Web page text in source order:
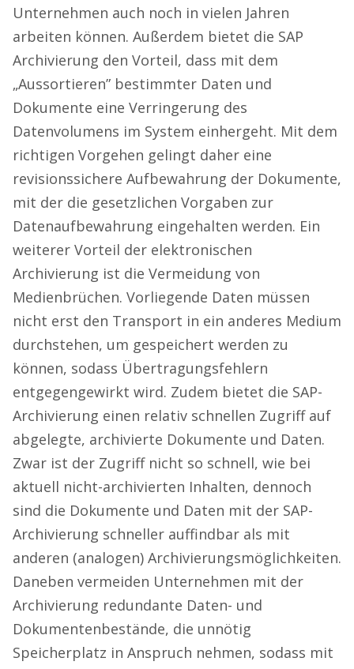
Unternehmen auch noch in vielen Jahren
arbeiten können. Außerdem bietet die SAP
Archivierung den Vorteil, dass mit dem
„Aussortieren” bestimmter Daten und
Dokumente eine Verringerung des
Datenvolumens im System einhergeht. Mit dem
richtigen Vorgehen gelingt daher eine
revisionssichere Aufbewahrung der Dokumente,
mit der die gesetzlichen Vorgaben zur
Datenaufbewahrung eingehalten werden. Ein
weiterer Vorteil der elektronischen
Archivierung ist die Vermeidung von
Medienbrüchen. Vorliegende Daten müssen
nicht erst den Transport in ein anderes Medium
durchstehen, um gespeichert werden zu
können, sodass Übertragungsfehlern
entgegengewirkt wird. Zudem bietet die SAP-
Archivierung einen relativ schnellen Zugriff auf
abgelegte, archivierte Dokumente und Daten.
Zwar ist der Zugriff nicht so schnell, wie bei
aktuell nicht-archivierten Inhalten, dennoch
sind die Dokumente und Daten mit der SAP-
Archivierung schneller auffindbar als mit
anderen (analogen) Archivierungsmöglichkeiten.
Daneben vermeiden Unternehmen mit der
Archivierung redundante Daten- und
Dokumentenbestände, die unnötig
Speicherplatz in Anspruch nehmen, sodass mit